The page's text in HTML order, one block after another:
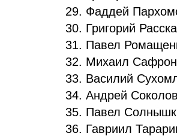
29. Фаддей
30. Григорий
31. Павел
32. Михаил
33. Василий
34. Андрей
35. Павел
36. Гавриил